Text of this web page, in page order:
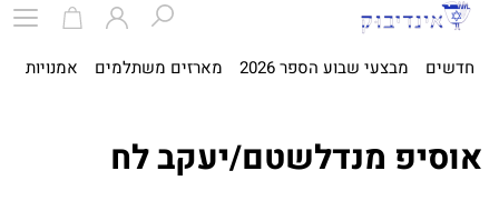
חדשים מבצעי שבוע הספר 2026 מארזים משתלמים אמנויות
אוסיפ מנדלשטם/יעקב לח